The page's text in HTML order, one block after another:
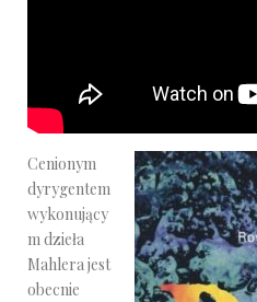
Cenionym
dyrygentem
wykonujący
m dzieła
Mahlera jest
obecnie